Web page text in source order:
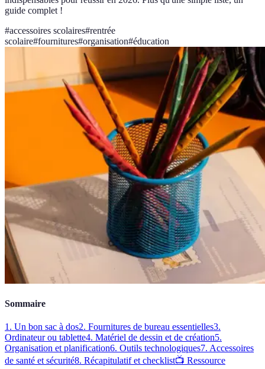
guide complet !
#accessoires scolaires#rentrée
scolaire#fournitures#organisation#éducation
Sommaire
1. Un bon sac à dos2. Fournitures de bureau essentielles3.
Ordinateur ou tablette4. Matériel de dessin et de création5.
Organisation et planification6. Outils technologiques7. Accessoires
de santé et sécurité8. Récapitulatif et checklist📺 Ressource